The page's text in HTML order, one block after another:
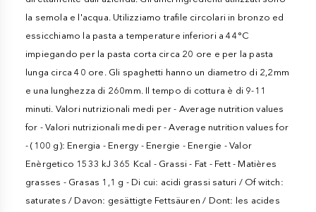
la semola e l'acqua. Utilizziamo trafile circolari in bronzo ed
essicchiamo la pasta a temperature inferiori a 44°C
impiegando per la pasta corta circa 20 ore e per la pasta
lunga circa 40 ore. Gli spaghetti hanno un diametro di 2,2mm
e una lunghezza di 260mm. Il tempo di cottura è di 9-11
minuti. Valori nutrizionali medi per - Average nutrition values
for - Valori nutrizionali medi per - Average nutrition values for
- (100 g): Energia - Energy - Energie - Energie - Valor
Enèrgetico 1533 kJ 365 Kcal - Grassi - Fat - Fett - Matières
grasses - Grasas 1,1 g - Di cui: acidi grassi saturi / Of witch:
saturates / Davon: gesättigte Fettsäuren / Dont: les acides